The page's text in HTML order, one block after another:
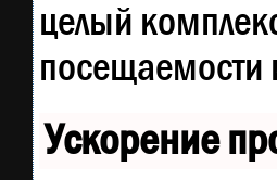
целый
посещаемости
Ускорение